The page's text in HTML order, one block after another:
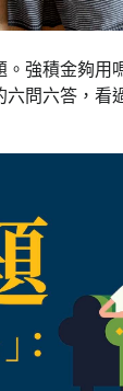
強積金夠用
問六答，看